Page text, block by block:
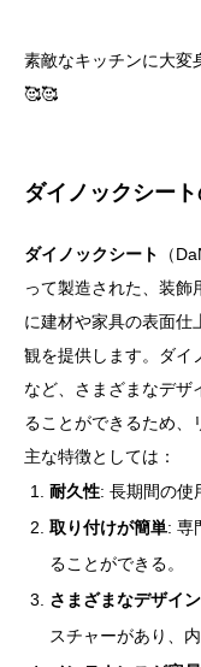
素敵なキッチンに大変
🥰🥰
ダイノックシー
ダイノックシート
（
って製造された、装飾
に建材や家具の表面仕
観を提供します。ダイ
など、さまざまなデザ
ることができるため、
主な特徴としては：
耐久性: 長期間の使
取り付けが簡単: 専
ることができる。
さまざまなデザイン
スチャーがあり、